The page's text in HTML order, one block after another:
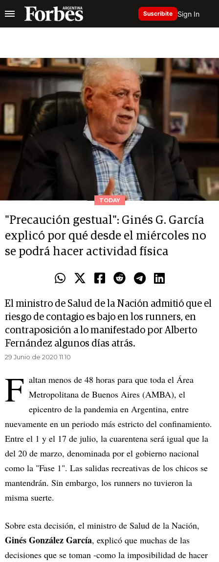
Suscribite Sign In
TODAY
"Precaución gestual": Ginés G. García
explicó por qué desde el miércoles no
se podrá hacer actividad física
El ministro de Salud de la Nación admitió que el
riesgo de contagio es bajo en los runners, en
contraposición a lo manifestado por Alberto
Fernández algunos días atrás.
29 Junio de 2020 11.10
F altan menos de 48 horas para que toda el Área
Metropolitana de Buenos Aires (AMBA), el
epicentro de la pandemia en Argentina, entre
nuevamente en un periodo más estricto del confinamiento.
Entre el 1 y el 17 de julio, la cuarentena será igual que la
del 20 de marzo, denominada por el gobierno nacional
como la "Fase 1". Las salidas recreativas de los chicos se
mantendrán. Sin embargo, los runners no tuvieron la
misma suerte.
Sobre esta decisión, el ministro de Salud de la Nación,
Ginés González García, explicó que muchas de las
decisiones que se toman -como la imposibilidad de hacer